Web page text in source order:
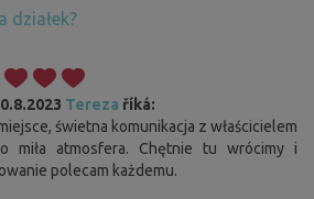
działek?
Tereza říká:
świetna komunikacja z właścicielem
miła atmosfera. Chętnie tu wrócimy i
polecam każdemu.